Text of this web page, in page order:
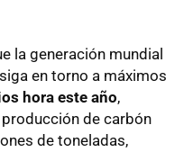
la generación mundial
en torno a máximos
hora este año,
de carbón
de toneladas,